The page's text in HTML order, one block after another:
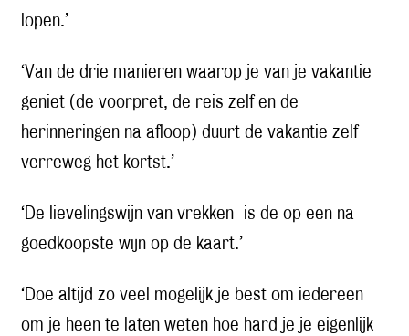
lopen.’
‘Van de drie manieren waarop je van je vakantie
geniet (de voorpret, de reis zelf en de
herinneringen na afloop) duurt de vakantie zelf
verreweg het kortst.’
‘De lievelingswijn van vrekken is de op een na
goedkoopste wijn op de kaart.’
‘Doe altijd zo veel mogelijk je best om iedereen
om je heen te laten weten hoe hard je je eigenlijk